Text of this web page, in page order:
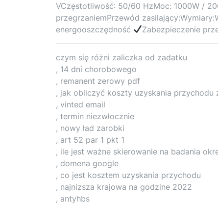
VCzęstotliwość: 50/60 HzMoc: 1000W /
przegrzaniemPrzewód
energooszczędność
Zabezpieczenie
czym się różni zaliczka od zadatku
, 14 dni chorobowego
, remanent zerowy pdf
, jak obliczyć koszty uzyskania przychodu
, vinted email
, termin niezwłocznie
, nowy ład zarobki
, art 52 par 1 pkt 1
, ile jest ważne skierowanie na badania
, domena google
, co jest kosztem uzyskania przychodu
, najnizsza krajowa na godzine 2022
, antyhbs